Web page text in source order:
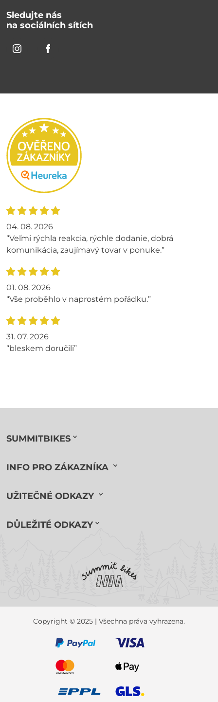
Sledujte nás
na sociálních sítích
04. 08. 2026
“Veľmi rýchla reakcia, rýchle dodanie, dobrá
komunikácia, zaujímavý tovar v ponuke.”
01. 08. 2026
“Vše proběhlo v naprostém pořádku.”
31. 07. 2026
“bleskem doručili”
SUMMITBIKES
INFO PRO ZÁKAZNÍKA
UŽITEČNÉ ODKAZY
DŮLEŽITÉ ODKAZY
Copyright © 2025 | Všechna práva vyhrazena.